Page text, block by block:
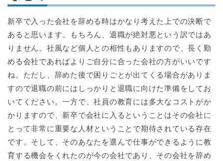
新卒で入った会社を辞める時はかなり考えた上での決断で
あると思います。もちろん、退職が絶対悪という訳ではあ
りません。社風など個人との相性もありますので、長く勤
める会社であればよりご自分に合った会社の方がいいです
ね。ただし、辞めた後で困りごとが出てくる場合がありま
すので退職の前にはしっかりと退職に向けた準備をしてお
いてください。一方で、社員の教育には多大なコストがか
かりますので、新卒で会社に入るということはその会社に
とって非常に重要な人材ということで期待されている存在
です。そして、そのあなたを選んで仕事ができるように教
育する機会をくれたのが今の会社であり、その会社を辞め